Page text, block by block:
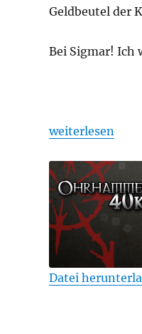
Geldbeutel der
Bei Sigmar! Ich
„Ohrhammer
weiterlesen
Datei